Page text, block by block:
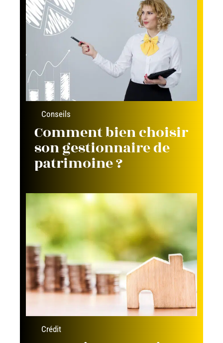
Conseils
Comment bien choisir
son gestionnaire de
patrimoine ?
Crédit